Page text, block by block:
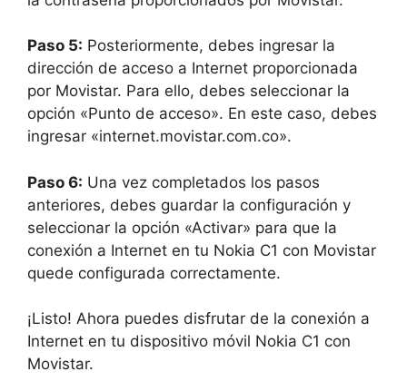
Paso 5: Posteriormente, debes ingresar la
dirección de acceso a Internet proporcionada
por Movistar. Para ello, debes seleccionar la
opción «Punto de acceso». En este caso, debes
ingresar «internet.movistar.com.co».
Paso 6: Una vez completados los pasos
anteriores, debes guardar la configuración y
seleccionar la opción «Activar» para que la
conexión a Internet en tu Nokia C1 con Movistar
quede configurada correctamente.
¡Listo! Ahora puedes disfrutar de la conexión a
Internet en tu dispositivo móvil Nokia C1 con
Movistar.